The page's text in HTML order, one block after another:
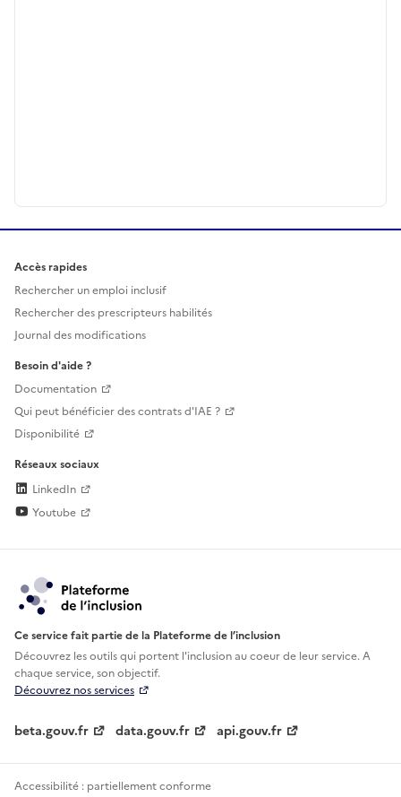
Accès rapides
Rechercher un emploi inclusif
Rechercher des prescripteurs habilités
Journal des modifications
Besoin d'aide ?
Documentation
Qui peut bénéficier des contrats d'IAE ?
Disponibilité
Réseaux sociaux
LinkedIn
Youtube
Ce service fait partie de la Plateforme de l’inclusion
Découvrez les outils qui portent l'inclusion aucoeur de leur service. A
chaque service, son objectif.
Découvrez nos services
beta.gouv.fr data.gouv.fr api.gouv.fr
Accessibilité : partiellement conforme